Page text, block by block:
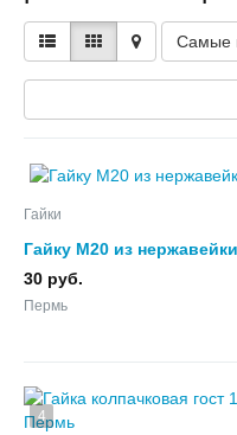
Самые
Гайки
Гайку М20 из
30 руб.
Пермь
4